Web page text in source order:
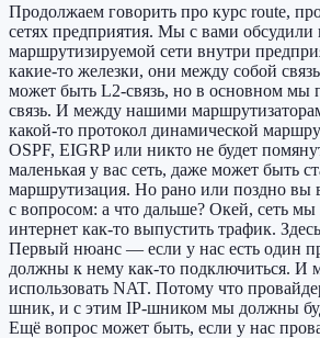
Продолжаем говорить про курс route,
сетях предприятия. Мы с вами обсудили
маршрутизируемой сети внутри
какие-то железки, они между собой
может быть L2-связь, но в основном мы
связь. И между нашими
какой-то протокол динамической
OSPF, EIGRP или никто не будет
маленькая у вас сеть, даже может быть
маршрутизация. Но рано или поздно вы
с вопросом: а что дальше? Окей, сеть
интернет как-то выпустить трафик.
Первый нюанс — если у нас есть один
должны к нему как-то подключиться. И
использовать NAT. Потому что
шник, и с этим IP-шником мы должны
Ещё вопрос может быть, если у нас